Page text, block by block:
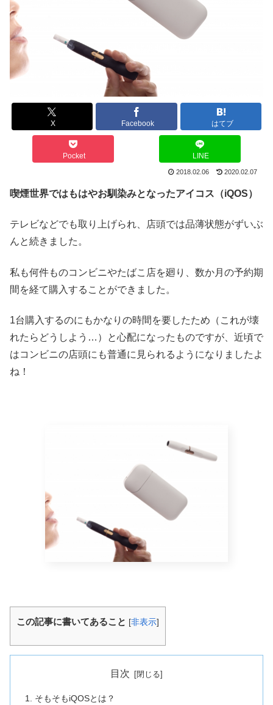
X Facebook はてブ
Pocket LINE
2018.02.06 2020.02.07
喫煙世界ではもはやお馴染みとなったアイコス（iQOS）
テレビなどでも取り上げられ、店頭では品薄状態がずいぶ
んと続きました。
私も何件ものコンビニやたばこ店を廻り、数か月の予約期
間を経て購入することができました。
1台購入するのにもかなりの時間を要したため（これが壊
れたらどうしよう…）と心配になったものですが、近頃で
はコンビニの店頭にも普通に見られるようになりましたよ
ね！
この記事に書いてあること [非表示]
目次
そもそもiQOSとは？